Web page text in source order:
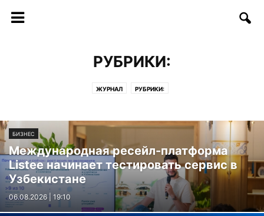
РУБРИКИ:
ЖУРНАЛ РУБРИКИ:
БИЗНЕС
Международная ресейл-платформа
Listee начинает тестировать сервис в
Узбекистане
06.08.2026 | 19:10